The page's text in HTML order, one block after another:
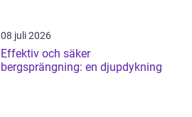
08 juli 2026
Effektiv och säker
bergsprängning: en djupdykning